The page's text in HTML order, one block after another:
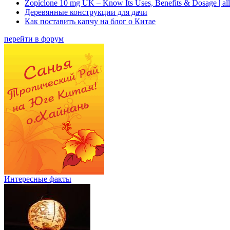
Zopiclone 10 mg UK – Know Its Uses, Benefits & Dosage |
Деревянные конструкции для дачи
Как поставить капчу на блог о Китае
перейти в форум
Интересные факты